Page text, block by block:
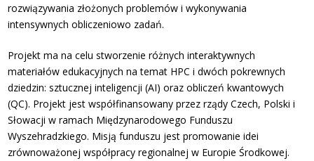
rozwiązywania złożonych problemów i wykonywania
intensywnych obliczeniowo zadań.
Projekt ma na celu stworzenie różnych interaktywnych
materiałów edukacyjnych na temat HPC i dwóch pokrewnych
dziedzin: sztucznej inteligencji (AI) oraz obliczeń kwantowych
(QC). Projekt jest współfinansowany przez rządy Czech, Polski i
Słowacji w ramach Międzynarodowego Funduszu
Wyszehradzkiego. Misją funduszu jest promowanie idei
zrównoważonej współpracy regionalnej w Europie Środkowej.